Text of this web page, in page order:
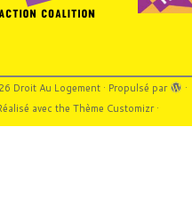
Droit Au Logement· Propulsé par
·
avec theThème Customizr·